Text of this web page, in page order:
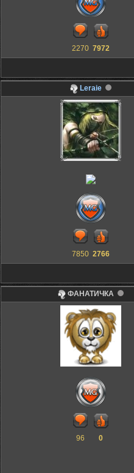
2270 7972
Leraie
7850 2766
ФАНАТИЧКА
96 0